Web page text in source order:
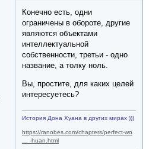
Конечно есть, одни
ограничены в обороте, другие
являются объектами
интеллектуальной
собственности, третьи - одно
название, а толку ноль.
Вы, простите, для каких целей
интересуетесь?
История Дона Хуана в других мирах )))
https://ranobes.com/chapters/perfect-wo
… -huan.html